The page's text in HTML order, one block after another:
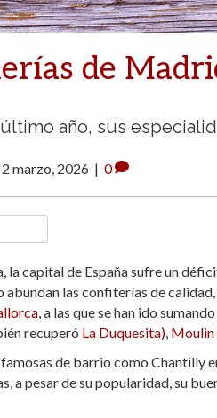
de
año, sus
2 marzo, 2026 | 0
la capital de España sufre un
abundan las confiterías de
, a las que se han ido
recuperó La Duquesita), Moulin
de barrio como Chantilly
a pesar de su popularidad, su